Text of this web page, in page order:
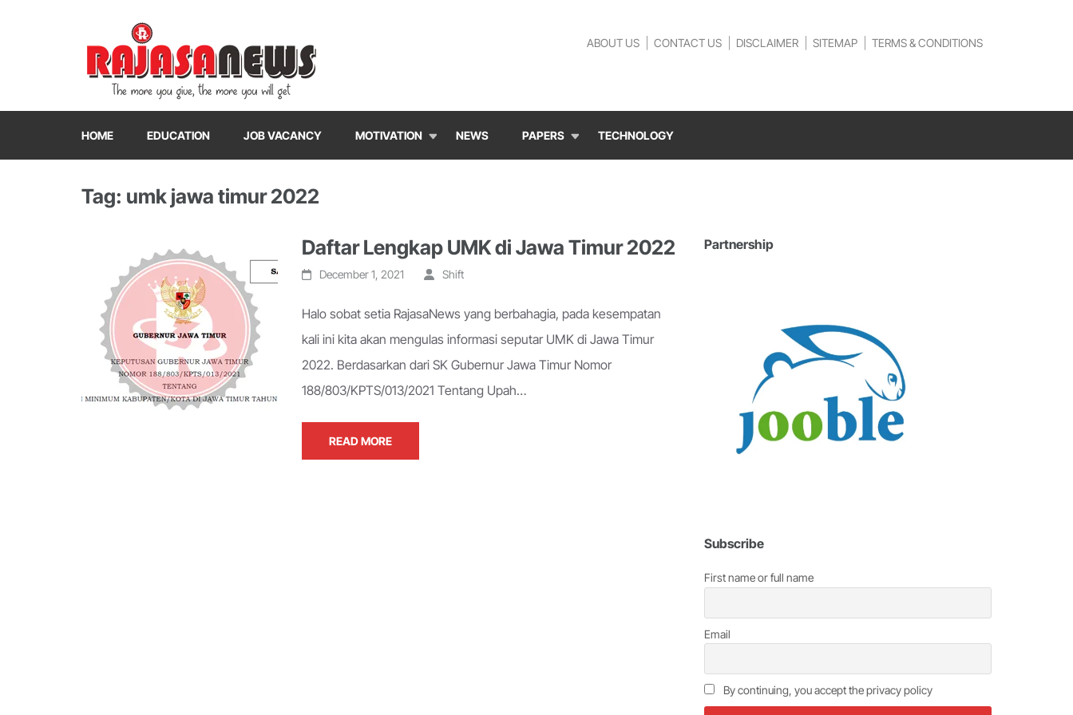
RajasaNews
"The more you give, the more you will get"
ABOUT US CONTACT US DISCLAIMER SITEMAP TERMS & CONDITIONS
HOME EDUCATION JOB VACANCY MOTIVATION NEWS PAPERS TECHNOLOGY
Tag: umk jawa timur 2022
Daftar Lengkap UMK di Jawa Timur 2022
December 1, 2021 Shift
Halo sobat setia RajasaNews yang berbahagia, pada kesempatan
kali ini kita akan mengulas informasi seputar UMK di Jawa Timur
2022. Berdasarkan dari SK Gubernur Jawa Timur Nomor
188/803/KPTS/013/2021 Tentang Upah…
READ MORE
Partnership
Subscribe
First name or full name
Email
By continuing, you accept the privacy policy